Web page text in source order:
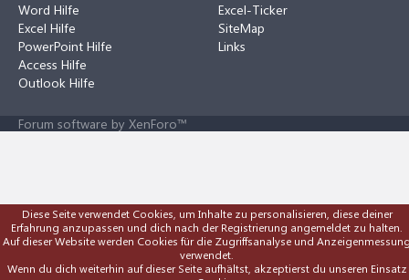
Word Hilfe
Excel Hilfe
PowerPoint Hilfe
Access Hilfe
Outlook Hilfe
Excel-Ticker
SiteMap
Links
Forum software by XenForo™
Diese Seite verwendet Cookies, um Inhalte zu personalisieren, diese deiner
Erfahrung anzupassen und dich nach der Registrierung angemeldet zu halten.
Auf dieser Website werden Cookies für die Zugriffsanalyse und
verwendet.
Wenn du dich weiterhin auf dieser Seite aufhältst, akzeptierst du unseren Einsatz